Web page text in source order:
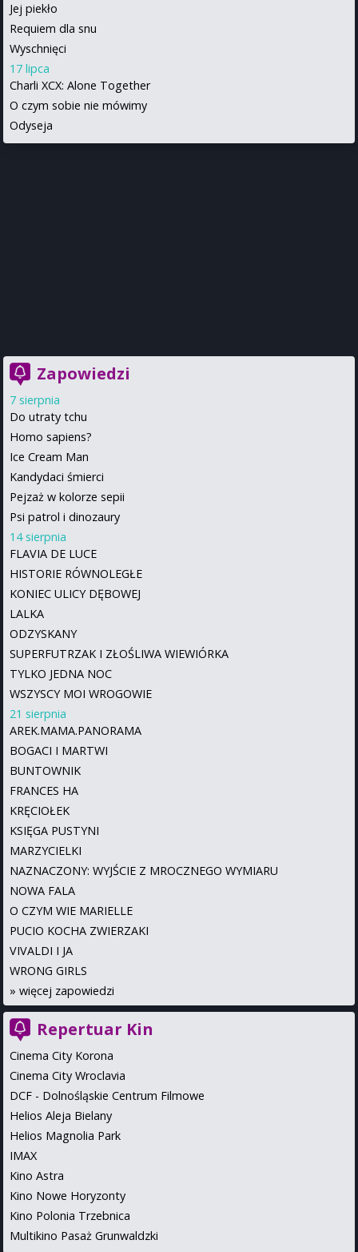
Jej piekło
Requiem dla snu
Wyschnięci
17 lipca
Charli XCX: Alone Together
O czym sobie nie mówimy
Odyseja
Zapowiedzi
7 sierpnia
Do utraty tchu
Homo sapiens?
Ice Cream Man
Kandydaci śmierci
Pejzaż w kolorze sepii
Psi patrol i dinozaury
14 sierpnia
FLAVIA DE LUCE
HISTORIE RÓWNOLEGŁE
KONIEC ULICY DĘBOWEJ
LALKA
ODZYSKANY
SUPERFUTRZAK I ZŁOŚLIWA WIEWIÓRKA
TYLKO JEDNA NOC
WSZYSCY MOI WROGOWIE
21 sierpnia
AREK.MAMA.PANORAMA
BOGACI I MARTWI
BUNTOWNIK
FRANCES HA
KRĘCIOŁEK
KSIĘGA PUSTYNI
MARZYCIELKI
NAZNACZONY: WYJŚCIE Z MROCZNEGO WYMIARU
NOWA FALA
O CZYM WIE MARIELLE
PUCIO KOCHA ZWIERZAKI
VIVALDI I JA
WRONG GIRLS
» więcej zapowiedzi
Repertuar Kin
Cinema City Korona
Cinema City Wroclavia
DCF - Dolnośląskie Centrum Filmowe
Helios Aleja Bielany
Helios Magnolia Park
IMAX
Kino Astra
Kino Nowe Horyzonty
Kino Polonia Trzebnica
Multikino Pasaż Grunwaldzki